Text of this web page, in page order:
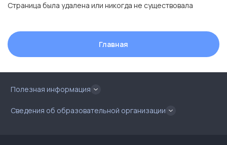
Страница была удалена или никогда не существовала
Главная
Полезная информация
Сведения об образовательной организации